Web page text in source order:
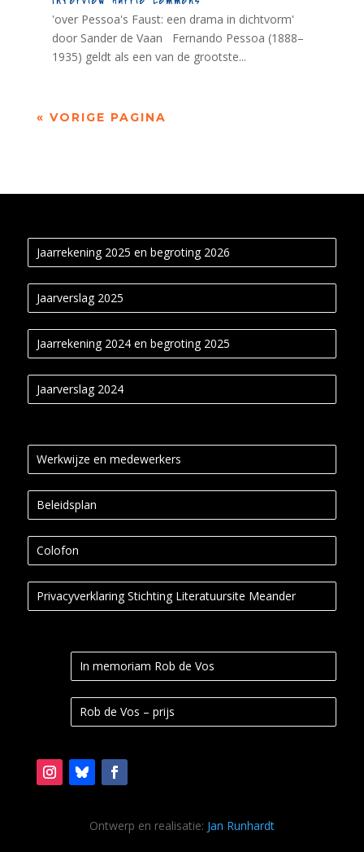
'over Pessoa's Faust: een drama in dichtvorm'
door Sander de Vaan Fernando Pessoa (1888–
1935) geldt als een van de grootste...
« VORIGE PAGINA
Jaarrekening 2025 en begroting 2026
Jaarverslag 2025
Jaarrekening 2024 en begroting 2025
Jaarverslag 2024
Werkwijze en medewerkers
Beleidsplan
Colofon
Privacyverklaring Stichting Literatuursite Meander
In memoriam Rob de Vos
Rob de Vos – prijs
Ontwerp en realisatie: Jan Runhardt